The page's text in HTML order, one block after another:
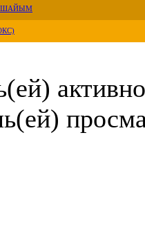
активно